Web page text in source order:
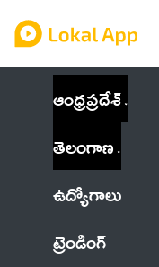
ఆంధ్రప్రదేశ్
తెలంగాణ
ఉద్యోగాలు
ట్రెండింగ్